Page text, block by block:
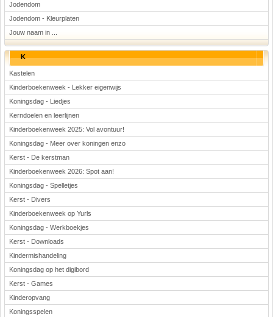
Jodendom
Jodendom - Kleurplaten
Jouw naam in ...
K
Kastelen
Kinderboekenweek - Lekker eigenwijs
Koningsdag - Liedjes
Kerndoelen en leerlijnen
Kinderboekenweek 2025: Vol avontuur!
Koningsdag - Meer over koningen enzo
Kerst - De kerstman
Kinderboekenweek 2026: Spot aan!
Koningsdag - Spelletjes
Kerst - Divers
Kinderboekenweek op Yurls
Koningsdag - Werkboekjes
Kerst - Downloads
Kindermishandeling
Koningsdag op het digibord
Kerst - Games
Kinderopvang
Koningsspelen